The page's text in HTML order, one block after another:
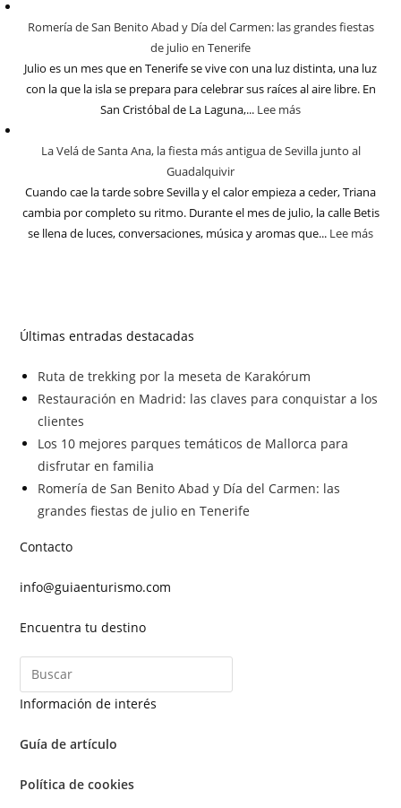
Romería de San Benito Abad y Día del Carmen: las grandes fiestas
de julio en Tenerife
Julio es un mes que en Tenerife se vive con una luz distinta, una luz
con la que la isla se prepara para celebrar sus raíces al aire libre. En
San Cristóbal de La Laguna,... Lee más
La Velá de Santa Ana, la fiesta más antigua de Sevilla junto al
Guadalquivir
Cuando cae la tarde sobre Sevilla y el calor empieza a ceder, Triana
cambia por completo su ritmo. Durante el mes de julio, la calle Betis
se llena de luces, conversaciones, música y aromas que... Lee más
Últimas entradas destacadas
Ruta de trekking por la meseta de Karakórum
Restauración en Madrid: las claves para conquistar a los
clientes
Los 10 mejores parques temáticos de Mallorca para
disfrutar en familia
Romería de San Benito Abad y Día del Carmen: las
grandes fiestas de julio en Tenerife
Contacto
info@guiaenturismo.com
Encuentra tu destino
Información de interés
Guía de artículo
Política de cookies